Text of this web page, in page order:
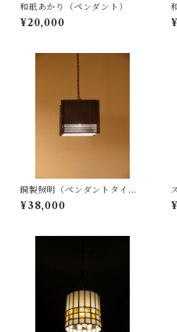
和紙あかり（ペンダント）
¥20,000
銅製照明（ペンダントタイ
プ）
¥38,000